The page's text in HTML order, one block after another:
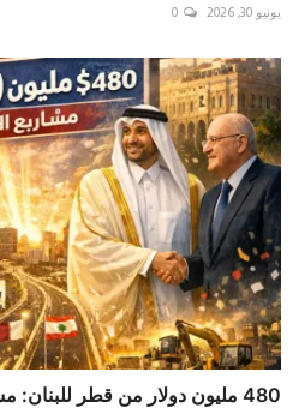
يونيو 30, 2026 0
480 مليون دولار من قطر للبنان: مشاريع حيوية تعيد الأمل ...